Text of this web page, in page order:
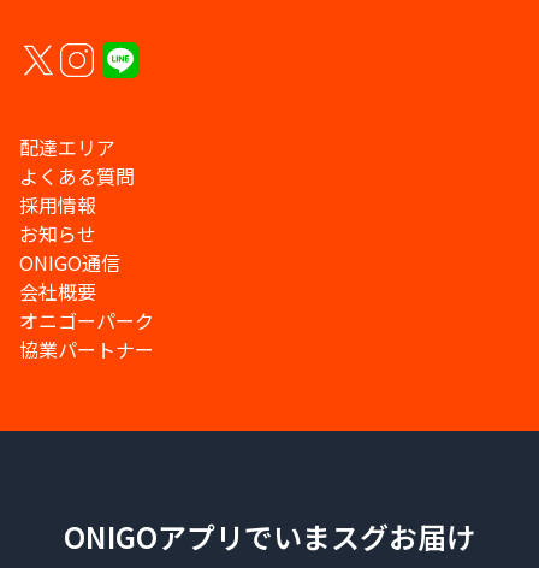
配達エリア
よくある質問
採用情報
お知らせ
ONIGO通信
会社概要
オニゴーパーク
協業パートナー
ONIGOアプリでいまスグお届け